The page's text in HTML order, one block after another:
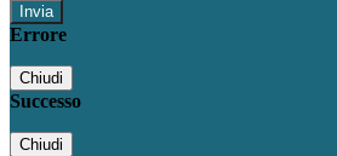
Errore
Chiudi
Successo
Chiudi